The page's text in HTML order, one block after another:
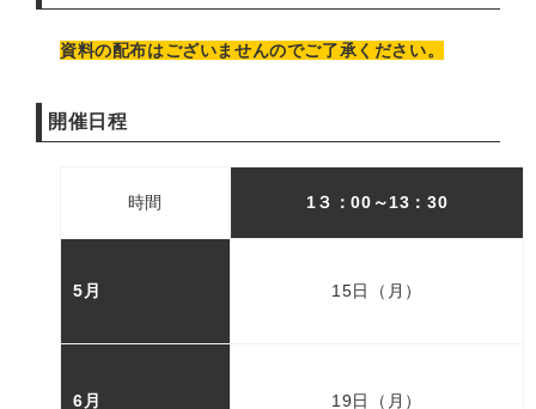
資料の配布はございませんのでご了承ください。
開催日程
時間 1３：00～13：30
5月 15日（月）
6月 19日（月）